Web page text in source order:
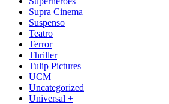
Supra Cinema
Suspenso
Teatro
Terror
Thriller
Tulip Pictures
UCM
Uncategorized
Universal +